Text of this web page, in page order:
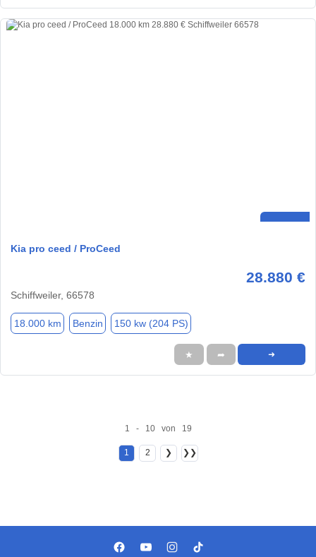
Kia pro ceed / ProCeed
28.880 €
Schiffweiler, 66578
18.000 km Benzin 150 kw (204 PS)
★ ➦ ➜
1 - 10 von 19
1 2 ❯ ❯❯